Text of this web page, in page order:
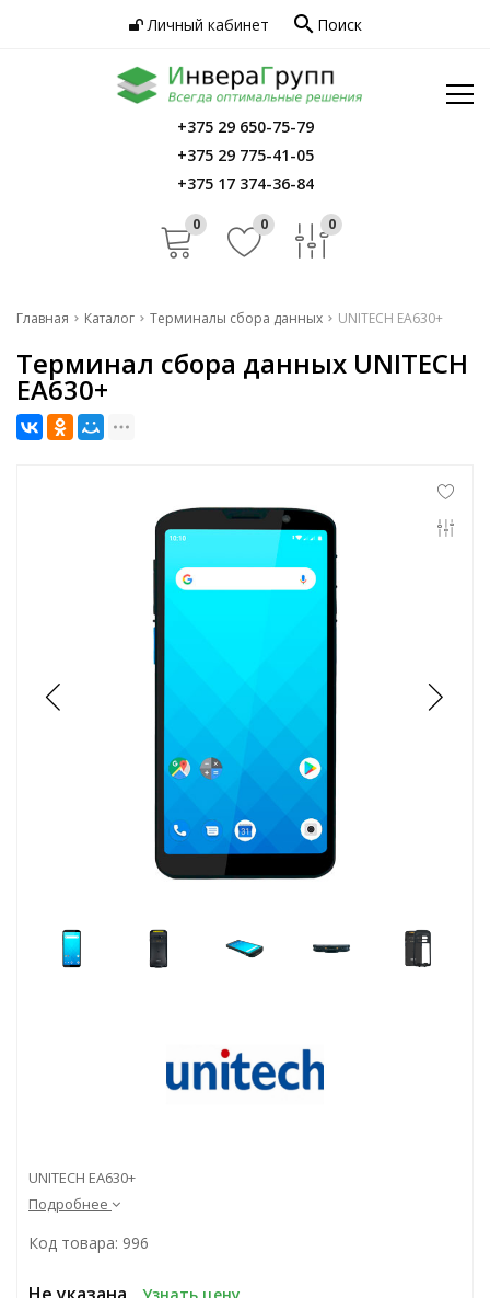
Личный кабинет search Поиск
Главная
Каталог
Услуги
Сервис
Инфо
+375 29 650-75-79
+375 29 775-41-05
+375 17 374-36-84
0 0 0
Главная Каталог Терминалы сбора данных UNITECH EA630+
Терминал сбора данных UNITECH
EA630+
UNITECH EA630+
Подробнее
Код товара: 996
Не указана Узнать цену
Услуги
Сервис
Инфо
Контакты